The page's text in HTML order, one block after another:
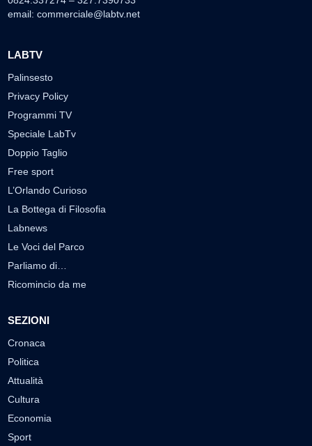
email: commerciale@labtv.net
LABTV
Palinsesto
Privacy Policy
Programmi TV
Speciale LabTv
Doppio Taglio
Free sport
L’Orlando Curioso
La Bottega di Filosofia
Labnews
Le Voci del Parco
Parliamo di…
Ricomincio da me
SEZIONI
Cronaca
Politica
Attualità
Cultura
Economia
Sport